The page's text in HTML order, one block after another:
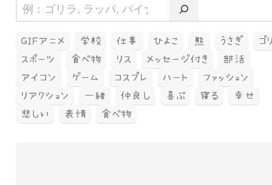
GIFアニメ 学校 仕事 ひよこ 熊 うさぎ
ゴ
スポーツ
食べ物 リス メッセージ付き
部活
アイコン
ゲーム コスプレ ハート
ファッション
リアクション
一緒 仲良し 喜ぶ 寝る
幸せ
悲しい
表情 食べ物